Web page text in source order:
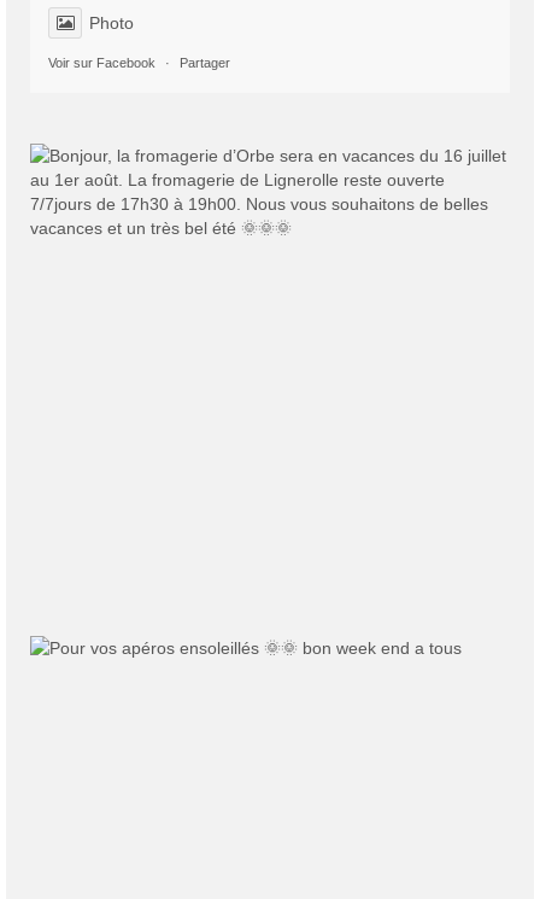
Photo
Voir sur Facebook · Partager